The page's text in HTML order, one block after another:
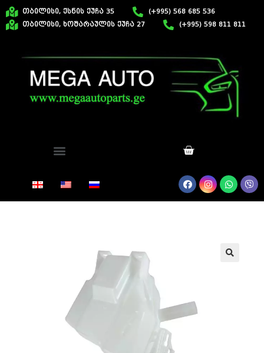
თბილისი, ქსნის ქუჩა 35
(+995) 568 685 536
თბილისი, ხოშარაულის ქუჩა 27
(+995) 598 811 811